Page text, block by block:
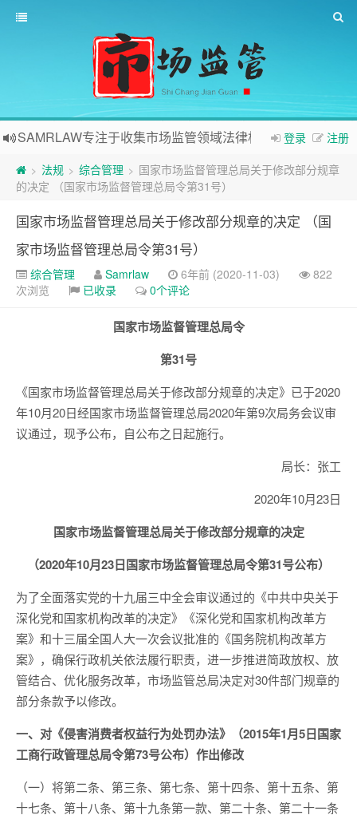
登录 注册
SAMRLAW专注于收集市场监管领域法律相关内容
> 法规 > 综合管理 > 国家市场监督管理总局关于修改部分规章
的决定 （国家市场监督管理总局令第31号）
国家市场监督管理总局关于修改部分规章的决定 （国
家市场监督管理总局令第31号）
综合管理 Samrlaw 6年前 (2020-11-03)
822
次浏览
已收录 0个评论
国家市场监督管理总局令
第31号
《国家市场监督管理总局关于修改部分规章的决定》已于2020
年10月20日经国家市场监督管理总局2020年第9次局务会议审
议通过，现予公布，自公布之日起施行。
局长：张工
2020年10月23日
国家市场监督管理总局关于修改部分规章的决定
（2020年10月23日国家市场监督管理总局令第31号公布）
为了全面落实党的十九届三中全会审议通过的《中共中央关于
深化党和国家机构改革的决定》《深化党和国家机构改革方
案》和十三届全国人大一次会议批准的《国务院机构改革方
案》，确保行政机关依法履行职责，进一步推进简政放权、放
管结合、优化服务改革，市场监管总局决定对30件部门规章的
部分条款予以修改。
一、对《侵害消费者权益行为处罚办法》（2015年1月5日国家
工商行政管理总局令第73号公布）作出修改
（一）将第二条、第三条、第七条、第十四条、第十五条、第
十七条、第十八条、第十九条第一款、第二十条、第二十一条